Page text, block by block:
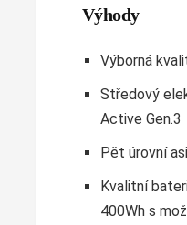
Výhody
Výborná
Středový
Active Gen.3
Pět úrovní
Kvalitní
400Wh s